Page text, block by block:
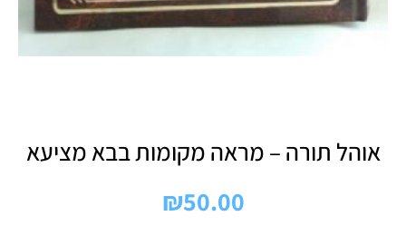
אוהל תורה – מראה מקומות בבא מציעא
₪50.00